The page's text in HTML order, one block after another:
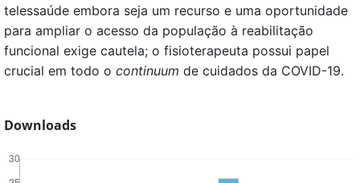
telessaúde embora seja um recurso e uma oportunidade
para ampliar o acesso da população à reabilitação
funcional exige cautela; o fisioterapeuta possui papel
crucial em todo o continuum de cuidados da COVID-19.
Downloads